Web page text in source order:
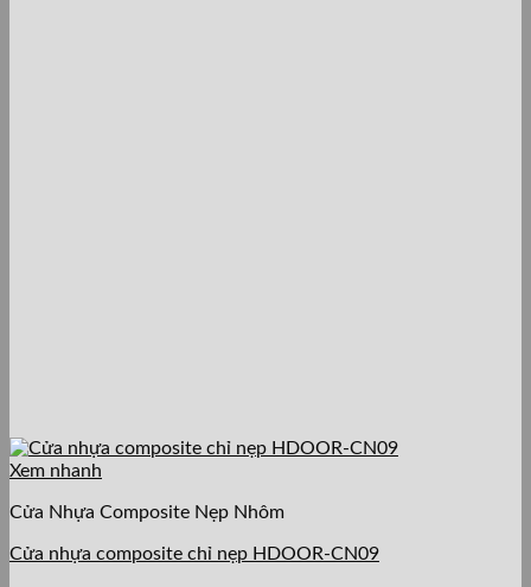
Xem nhanh
Cửa Nhựa Composite Nẹp Nhôm
Cửa nhựa composite chỉ nẹp HDOOR-CN09